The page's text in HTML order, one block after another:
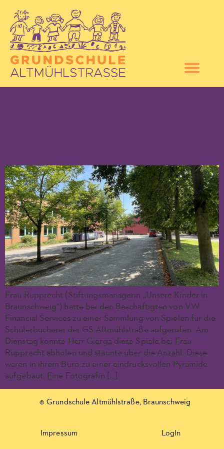
Frau Rupprecht (Stiftungsmanagerin „Unsere Kinder in
Braunschweig“) hatte bei den Beschäftigten von VW
Financial Services zu einer Sammlung von Spielen für die
Schülerbücherei der GS Altmühlstraße aufgerufen. Am
Dienstag konnte Herr Gierga diese Spiele bei Frau
Rupprecht abholen und staunte über die Anzahl. Diese
waren in ihrem Büro zu einer eindrucksvollen Pyramide
aufgebaut. Eine Fotografin […]
© Grundschule Altmühlstraße, Braunschweig
Impressum LogIn